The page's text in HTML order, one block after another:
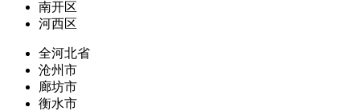
南开区
河西区
全河北省
沧州市
廊坊市
衡水市